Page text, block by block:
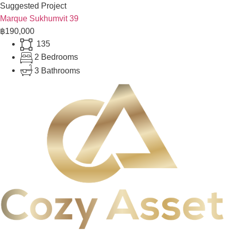
Suggested Project
Marque Sukhumvit 39
฿190,000
135
2 Bedrooms
3 Bathrooms